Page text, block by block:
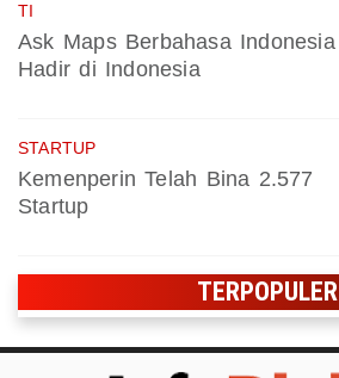
TI
Ask Maps Berbahasa Indonesia
Hadir di Indonesia
STARTUP
Kemenperin Telah Bina 2.577
Startup
TERPOPULER